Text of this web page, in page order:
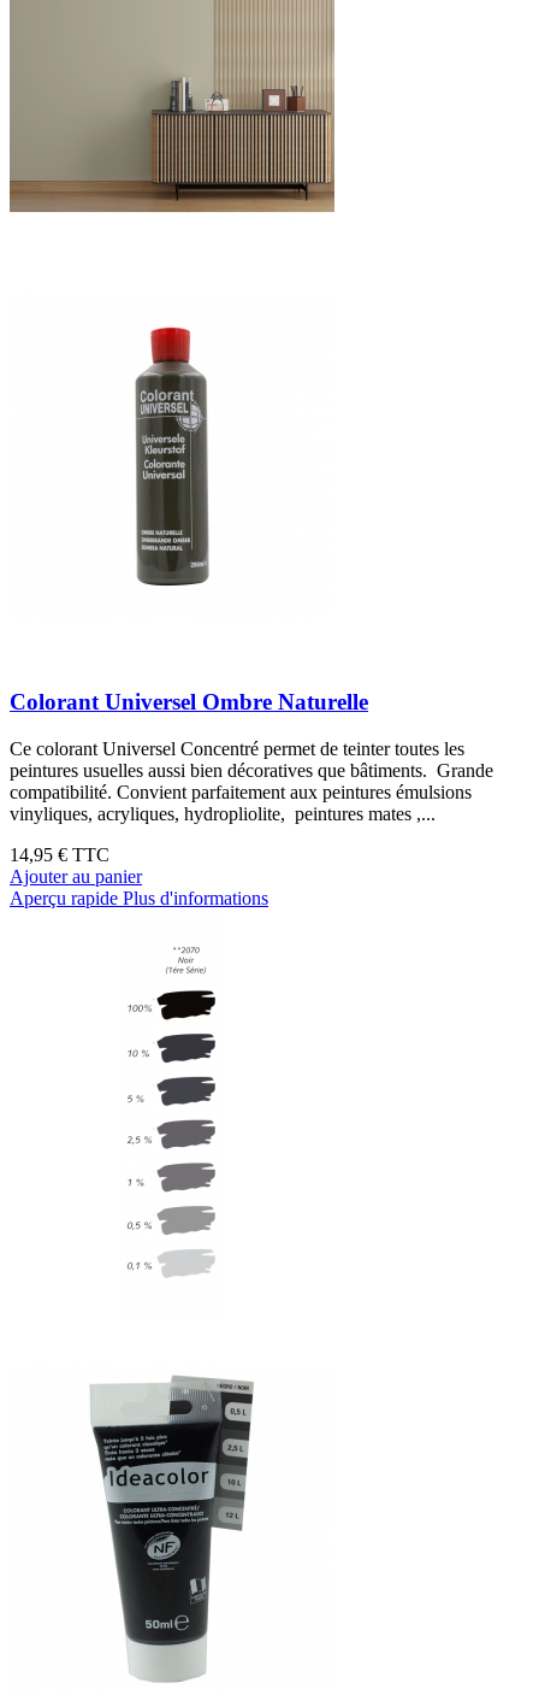
Colorant Universel Ombre Naturelle
Ce colorant Universel Concentré permet de teinter toutes les
peintures usuelles aussi bien décoratives que bâtiments. Grande
compatibilité. Convient parfaitement aux peintures émulsions
vinyliques, acryliques, hydropliolite, peintures mates ,...
14,95 € TTC
Ajouter au panier
Aperçu rapide Plus d'informations